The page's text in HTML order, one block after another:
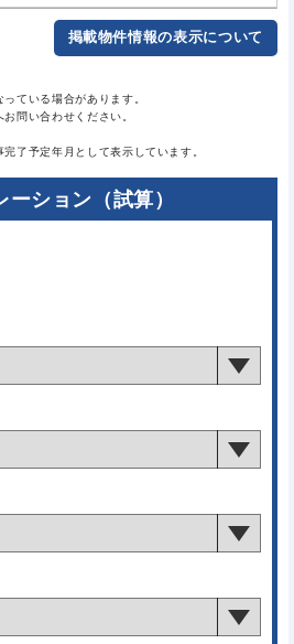
掲載物件情報の表示について
ている場合があります。
問い合わせください。
了予定年月として表示しています。
ション（試算）